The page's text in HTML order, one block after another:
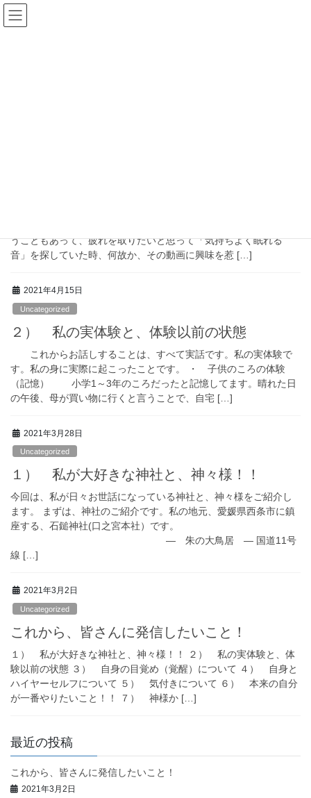
コ
ン
ナ
ビ
うこともあって、疲れを取りたいと思って「気持ちよく眠れる
音」を探していた時、何故か、その動画に興味を惹 […]
2021年4月15日
Uncategorized
２） 私の実体験と、体験以前の状態
これからお話しすることは、すべて実話です。私の実体験で
す。私の身に実際に起こったことです。 ・ 子供のころの体験
（記憶） 小学1～3年のころだったと記憶してます。晴れた日
の午後、母が買い物に行くと言うことで、自宅 […]
2021年3月28日
Uncategorized
１） 私が大好きな神社と、神々様！！
今回は、私が日々お世話になっている神社と、神々様をご紹介し
ます。 まずは、神社のご紹介です。私の地元、愛媛県西条市に鎮
座する、石鎚神社(口之宮本社）です。
― 朱の大鳥居 ― 国道11号
線 […]
2021年3月2日
Uncategorized
これから、皆さんに発信したいこと！
１） 私が大好きな神社と、神々様！！ ２） 私の実体験と、体
験以前の状態 ３） 自身の目覚め（覚醒）について ４） 自身と
ハイヤーセルフについて ５） 気付きについて ６） 本来の自分
が一番やりたいこと！！ ７） 神様か […]
最近の投稿
これから、皆さんに発信したいこと！
2021年3月2日